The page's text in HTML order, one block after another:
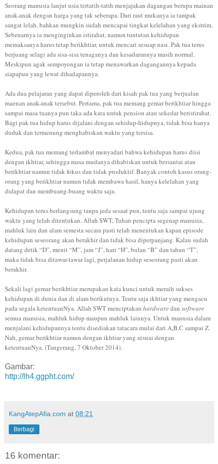
Seorang manusia lanjut usia tertatih-tatih menjajakan dagangan berupa mainan
anak-anak dengan harga yang tak seberapa. Dari raut mukanya ia tampak
sangat lelah, bahkan mungkin sudah mencapai tingkat kelelahan yang ekstrim.
Sebenarnya ia menginginkan istirahat, namun tuntutan kehidupan
memaksanya harus tetap berikhtiar, untuk mencari sesuap nasi. Pak tua terus
berjuang selagi ada sisa-sisa tenaganya dan kesadarannya masih normal.
Meskipun agak sempoyongan ia tetap menawarkan dagangannya kepada
siapapun yang lewat dihadapannya.
Ada dua pelajaran yang dapat diperoleh dari kisah pak tua yang berjualan
maenan anak-anak tersebut. Pertama, pak tua memang gemar berikhtiar hingga
sampai masa tuanya pun taka ada kata untuk pension atau sekedar beristirahat.
Bagi pak tua hidup harus dijalani dengan sehidup-hidupnya, tidak bisa hanya
duduk dan termenung menghabiskan waktu yang tersisa.
Kedua, pak tua memang terlambat menyadari bahwa kehidupan harus diisi
dengan ikhtiar, sehingga masa mudanya dihabiskan untuk bersantai atau
berikhtiar namun tidak fokus dan tidak produktif. Banyak contoh kasus orang-
orang yang berikhtiar namun tidak membawa hasil, hanya kelelahan yang
didapat dan membuang-buang waktu saja.
Kehidupan terus berlangsung tanpa jeda sesaat pun, tentu saja sampai ujung
waktu yang telah ditentukan. Allah SWT, Tuhan pencipta segenap manusia,
mahluk lain dan alam semesta secara pasti telah menentukan kapan episode
kehidupan seseorang akan berakhir dan tidak bisa diperpanjang. Kalau sudah
datang detik “D”, menit “M”, jam “J”, hari “H”, bulan “B” dan tahun “T”,
maka tidak bisa ditawar-tawar lagi, perjalanan hidup seseorang pasti akan
berakhir.
Sekali lagi gemar berikhtiar merupakan kata kunci untuk meraih sukses
kehidupan di dunia dan di alam berikutnya. Tentu saja ikhtiar yang mengacu
pada segala ketentuanNya. Allah SWT menciptakan hardwaredan software
semua manusia, mahluk hidup maupun mahluk lainnya. Untuk manusia dalam
menjalani kehidupannya tentu disediakan tatacara mulai dari A,B,C sampai Z.
Nah, gemar berikhtiar namun dengan ikhtiar yang sesuai dengan
ketentuanNya. (Tangerang, 7 Oktober 2014).
Gambar:
http://lh4.ggpht.com/
KangAtepAfia.com at 08:21
Berbagi
16 komentar: